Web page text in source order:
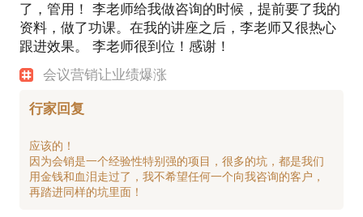
了，管用！ 李老师给我做咨询的时候，提前要了我的
资料，做了功课。在我的讲座之后，李老师又很热心
跟进效果。 李老师很到位！感谢！
会议营销让业绩爆涨
行家回复
应该的！
因为会销是一个经验性特别强的项目，很多的坑，都是我们
用金钱和血泪走过了，我不希望任何一个向我咨询的客户，